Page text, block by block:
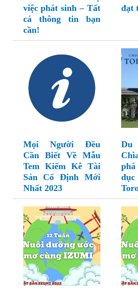
việc phát sinh – Tất
cả thông tin bạn
cần!
đạt
Mọi Người Đều
Cần Biết Về Mẫu
Tem Kiểm Kê Tài
Sản Cố Định Mới
Nhất 2023
Du
phá